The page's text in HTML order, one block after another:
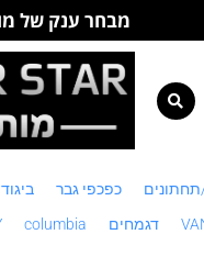
מבחר ענק של
כפכפי גבר
דגמחים columbia